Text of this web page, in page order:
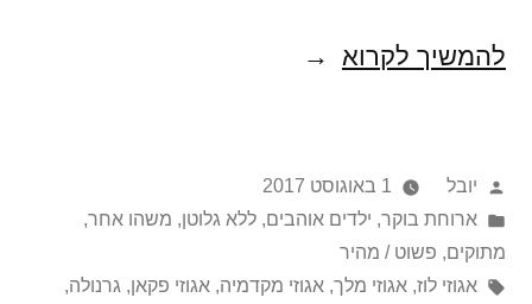
להמשיך לקרוא פינוקוקוס
פורסם
על
ידי
יובל
1 באוגוסט 2017
Posted
in
ארוחת בוקר, ילדים אוהבים, ללא גלוטן, משהו אחר,
מתוקים, פשוט / מהיר
תגיות:
אגוזי לוז, אגוזי מלך, אגוזי מקדמיה, אגוזי פקאן, גרנולה,